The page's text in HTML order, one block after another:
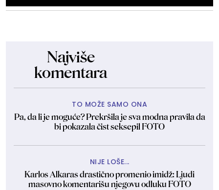
Najviše
komentara
TO MOŽE SAMO ONA
Pa, da li je moguće? Prekršila je sva modna pravila da
bi pokazala čist seksepil FOTO
NIJE LOŠE...
Karlos Alkaras drastično promenio imidž: Ljudi
masovno komentarišu njegovu odluku FOTO